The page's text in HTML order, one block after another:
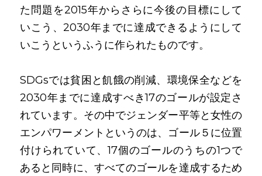
た問題を2015年からさらに今後の目標にして
いこう、2030年までに達成できるようにして
いこうというふうに作られたものです。
SDGsでは貧困と飢餓の削減、環境保全などを
2030年までに達成すべき17のゴールが設定さ
れています。その中でジェンダー平等と女性の
エンパワーメントというのは、ゴール５に位置
付けられていて、17個のゴールのうちの1つで
あると同時に、すべてのゴールを達成するため